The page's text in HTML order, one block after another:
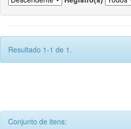
Resultado 1-1 de 1.
Conjunto de itens: